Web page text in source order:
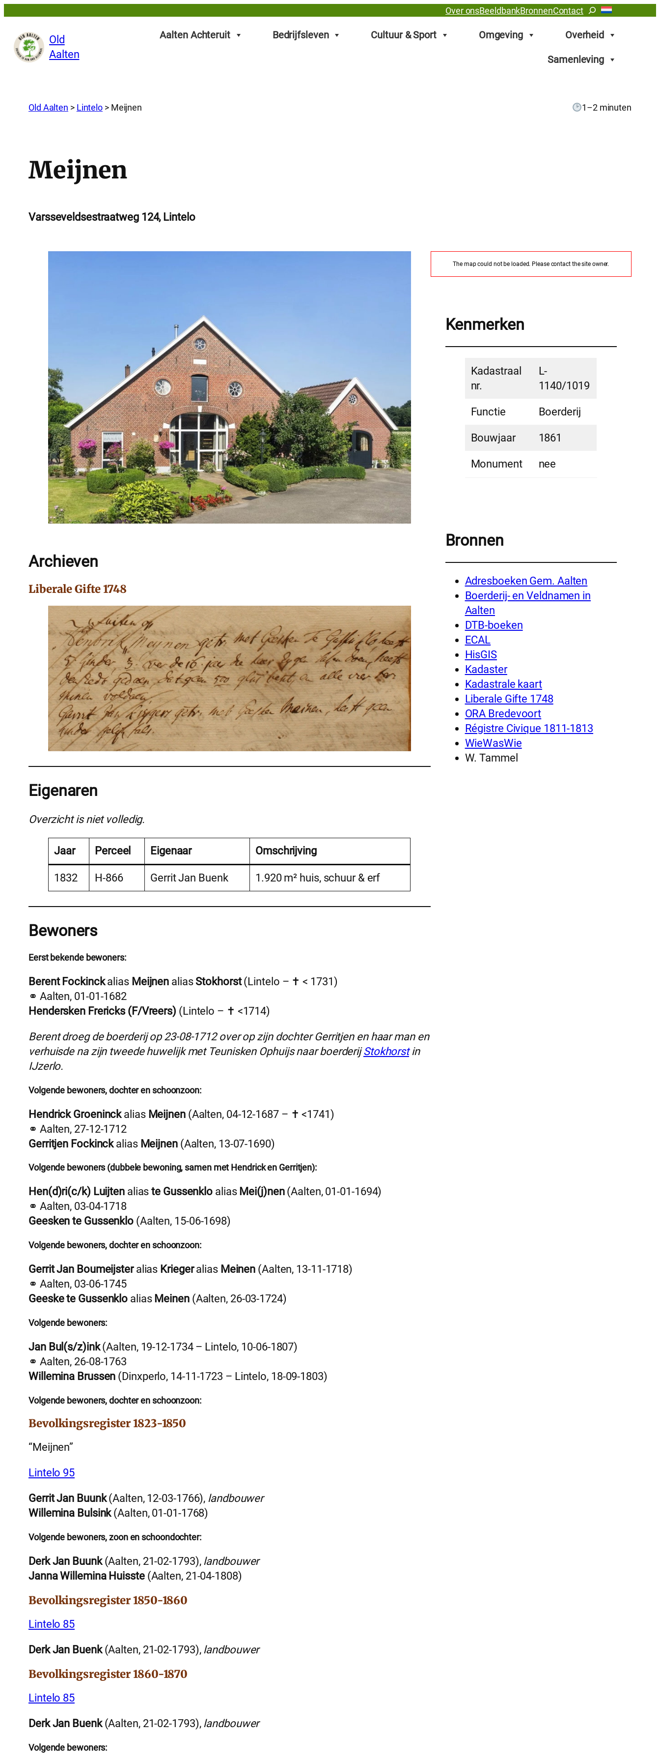
Over onsBeeldbankBronnenContactZoeken
Old
Aalten
Aalten Achteruit Bedrijfsleven Cultuur & Sport Omgeving Overheid
Samenleving
Old Aalten > Lintelo > Meijnen 1–2 minuten
Meijnen
Varsseveldsestraatweg 124, Lintelo
Archieven
Liberale Gifte 1748
Eigenaren
Overzicht is niet volledig.
Jaar Perceel Eigenaar Omschrijving
1832 H-866 Gerrit Jan Buenk 1.920 m² huis, schuur & erf
Bewoners
Eerst bekende bewoners:
Berent Fockinckalias Meijnen alias Stokhorst(Lintelo – ✝︎ < 1731)
⚭ Aalten, 01-01-1682
Hendersken Frericks (F/Vreers) (Lintelo – ✝︎ <1714)
Berent droeg de boerderij op 23-08-1712 over op zijn dochter Gerritjen en haar man en
verhuisde na zijn tweede huwelijk met Teunisken Ophuijs naar boerderijStokhorstin
IJzerlo.
Volgende bewoners, dochter en schoonzoon:
Hendrick Groeninckalias Meijnen(Aalten, 04-12-1687 – ✝︎ <1741)
⚭ Aalten, 27-12-1712
Gerritjen Fockinckalias Meijnen(Aalten, 13-07-1690)
Volgende bewoners (dubbele bewoning, samen met Hendrick en Gerritjen):
Hen(d)ri(c/k) Luijtenaliaste Gussenklo alias Mei(j)nen(Aalten, 01-01-1694)
⚭ Aalten, 03-04-1718
Geesken te Gussenklo (Aalten, 15-06-1698)
Volgende bewoners, dochter en schoonzoon:
Gerrit Jan Boumeijsteralias Kriegeralias Meinen (Aalten, 13-11-1718)
⚭ Aalten, 03-06-1745
Geeske te Gussenklo alias Meinen(Aalten, 26-03-1724)
Volgende bewoners:
Jan Bul(s/z)ink(Aalten, 19-12-1734 – Lintelo, 10-06-1807)
⚭ Aalten, 26-08-1763
Willemina Brussen (Dinxperlo, 14-11-1723 – Lintelo, 18-09-1803)
Volgende bewoners, dochter en schoonzoon:
Bevolkingsregister 1823-1850
“Meijnen”
Lintelo 95
Gerrit Jan Buunk(Aalten, 12-03-1766), landbouwer
Willemina Bulsink(Aalten, 01-01-1768)
Volgende bewoners, zoon en schoondochter:
Derk Jan Buunk(Aalten, 21-02-1793), landbouwer
Janna Willemina Huisste(Aalten, 21-04-1808)
Bevolkingsregister 1850-1860
Lintelo 85
Derk Jan Buenk(Aalten, 21-02-1793), landbouwer
Bevolkingsregister 1860-1870
Lintelo 85
Derk Jan Buenk(Aalten, 21-02-1793), landbouwer
Volgende bewoners:
The map could not be loaded. Please contact the site owner.
Kenmerken
Kadastraal
nr.
L-
1140/1019
Functie Boerderij
Bouwjaar 1861
Monument nee
Bronnen
Adresboeken Gem. Aalten
Boerderij- en Veldnamen in
Aalten
DTB-boeken
ECAL
HisGIS
Kadaster
Kadastrale kaart
Liberale Gifte 1748
ORA Bredevoort
Régistre Civique 1811-1813
WieWasWie
W. Tammel